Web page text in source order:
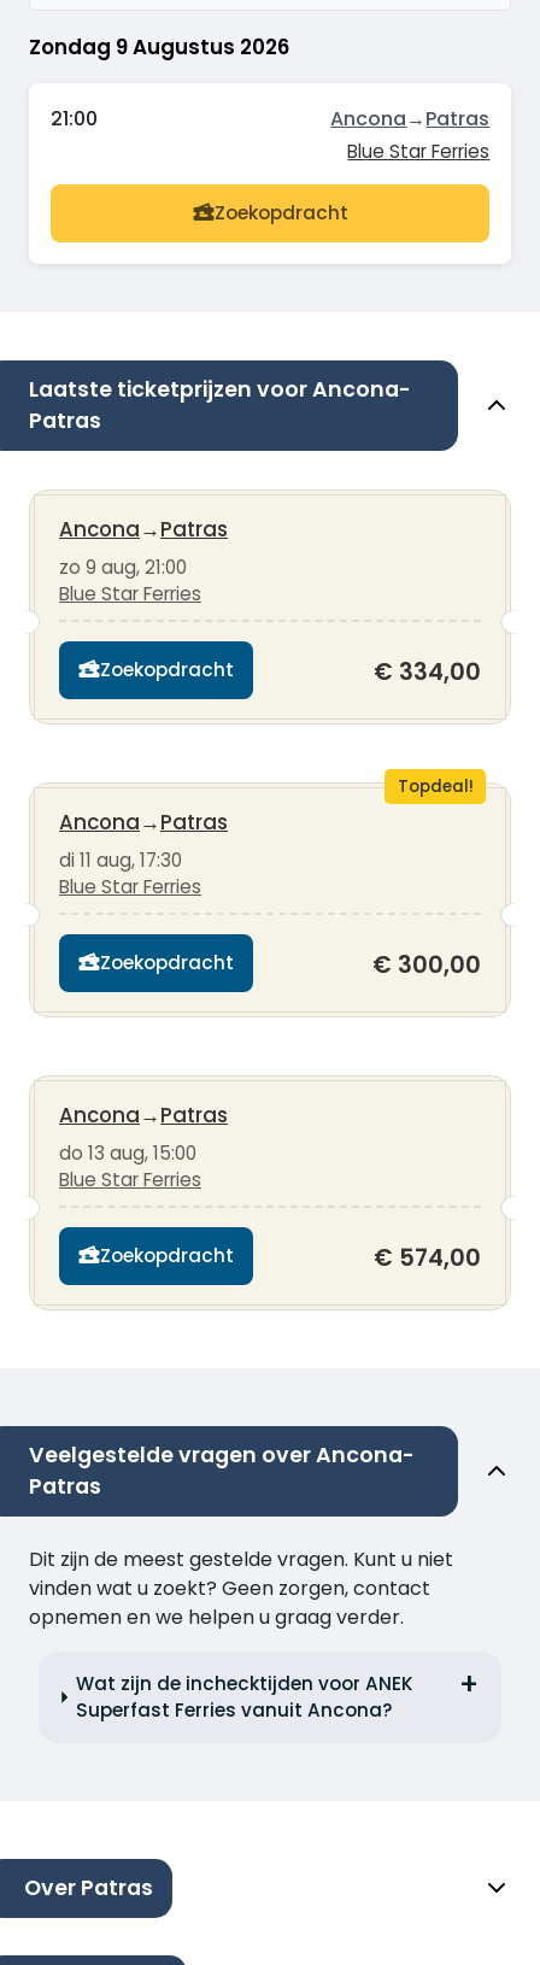
Zondag 9 Augustus 2026
21:00 Ancona→Patras
Blue Star Ferries
Zoekopdracht
Laatste ticketprijzen voor Ancona-
Patras
Ancona→Patras
zo 9 aug, 21:00
Blue Star Ferries
Zoekopdracht € 334,00
Topdeal!
Ancona→Patras
di 11 aug, 17:30
Blue Star Ferries
Zoekopdracht € 300,00
Ancona→Patras
do 13 aug, 15:00
Blue Star Ferries
Zoekopdracht € 574,00
Veelgestelde vragen over Ancona-
Patras
Dit zijn de meest gestelde vragen. Kunt u niet
vinden wat u zoekt? Geen zorgen, contact
opnemen en we helpen u graag verder.
Wat zijn de inchecktijden voor ANEK
Superfast Ferries vanuit Ancona?
Over Patras